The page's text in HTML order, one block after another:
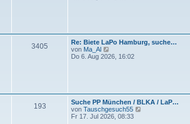
g
r
B
e
i
3405
Re: Biete LaPo Hamburg, suche…
von Ma_Al
e
r
B
e
i
Do 6. Aug 2026, 16:02
193
Suche PP München / BLKA / LaP…
von Tauschgesuch55
Fr 17. Jul 2026, 08:33